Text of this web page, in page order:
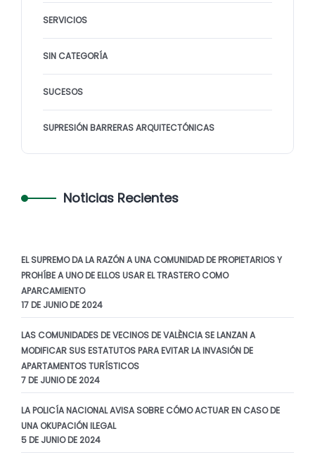
SERVICIOS
SIN CATEGORÍA
SUCESOS
SUPRESIÓN BARRERAS ARQUITECTÓNICAS
Noticias Recientes
EL SUPREMO DA LA RAZÓN A UNA COMUNIDAD DE PROPIETARIOS Y
PROHÍBE A UNO DE ELLOS USAR EL TRASTERO COMO
APARCAMIENTO
17 DE JUNIO DE 2024
LAS COMUNIDADES DE VECINOS DE VALÈNCIA SE LANZAN A
MODIFICAR SUS ESTATUTOS PARA EVITAR LA INVASIÓN DE
APARTAMENTOS TURÍSTICOS
7 DE JUNIO DE 2024
LA POLICÍA NACIONAL AVISA SOBRE CÓMO ACTUAR EN CASO DE
UNA OKUPACIÓN ILEGAL
5 DE JUNIO DE 2024